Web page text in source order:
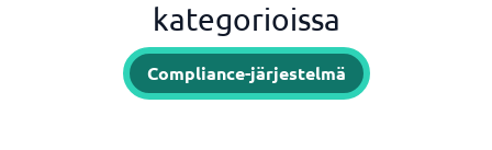
kategorioissa
Compliance-järjestelmä